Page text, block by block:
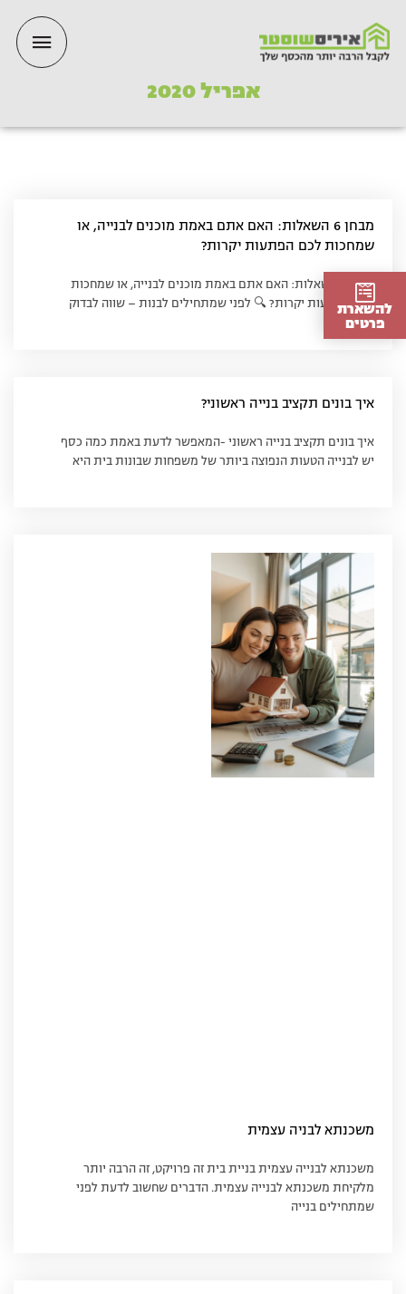
לתוכן
אפריל 2020
מבחן 6 השאלות: האם אתם באמת מוכנים לבנייה, או
שמחכות לכם הפתעות יקרות?
מבחן 6 השאלות: האם אתם באמת מוכנים לבנייה, או שמחכות
לכם הפתעות יקרות? 🔍 לפני שמתחילים לבנות – שווה לבדוק
איך בונים תקציב בנייה ראשוני?
איך בונים תקציב בנייה ראשוני -המאפשר לדעת באמת כמה כסף
יש לבנייה הטעות הנפוצה ביותר של משפחות שבונות בית היא
משכנתא לבניה עצמית
משכנתא לבנייה עצמית בניית בית זה פרויקט, זה הרבה יותר
מלקיחת משכנתא לבנייה עצמית. הדברים שחשוב לדעת לפני
שמתחילים בנייה
להשארת
פרטים